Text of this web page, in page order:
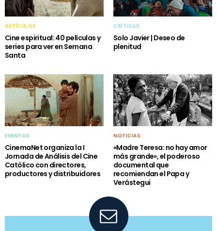
ARTÍCULOS
Cine espiritual: 40 películas y
series para ver en Semana
Santa
CRÍTICAS
Solo Javier | Deseo de
plenitud
EVENTOS
CinemaNet organiza la I
Jornada de Análisis del Cine
Católico con directores,
productores y distribuidores
NOTICIAS
«Madre Teresa: no hay amor
más grande», el poderoso
documental que
recomiendan el Papa y
Verástegui